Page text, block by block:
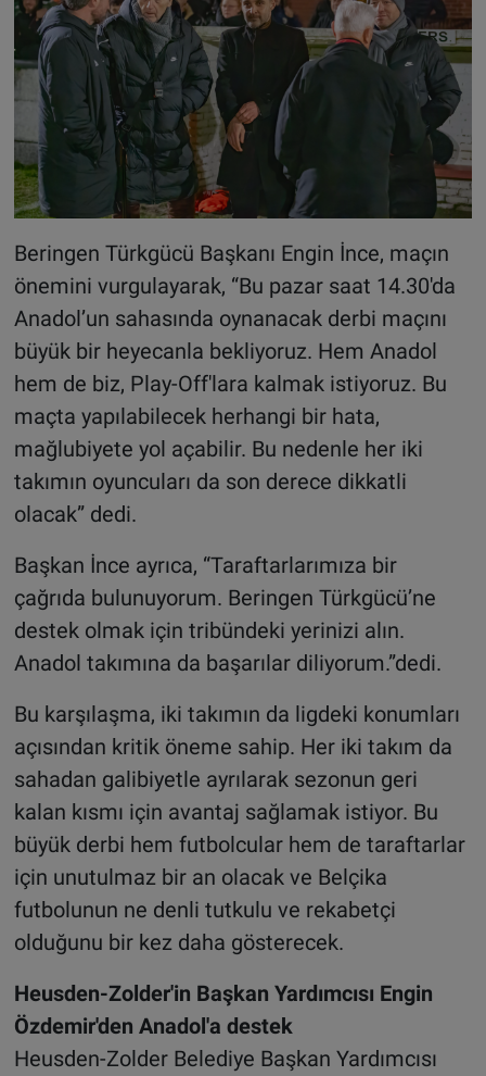
Beringen Türkgücü Başkanı Engin İnce, maçın
önemini vurgulayarak, “Bu pazar saat 14.30'da
Anadol’un sahasında oynanacak derbi maçını
büyük bir heyecanla bekliyoruz. Hem Anadol
hem de biz, Play-Off'lara kalmak istiyoruz. Bu
maçta yapılabilecek herhangi bir hata,
mağlubiyete yol açabilir. Bu nedenle her iki
takımın oyuncuları da son derece dikkatli
olacak” dedi.
Başkan İnce ayrıca, “Taraftarlarımıza bir
çağrıda bulunuyorum. Beringen Türkgücü’ne
destek olmak için tribündeki yerinizi alın.
Anadol takımına da başarılar diliyorum.”dedi.
Bu karşılaşma, iki takımın da ligdeki konumları
açısından kritik öneme sahip. Her iki takım da
sahadan galibiyetle ayrılarak sezonun geri
kalan kısmı için avantaj sağlamak istiyor. Bu
büyük derbi hem futbolcular hem de taraftarlar
için unutulmaz bir an olacak ve Belçika
futbolunun ne denli tutkulu ve rekabetçi
olduğunu bir kez daha gösterecek.
Heusden-Zolder'in Başkan Yardımcısı Engin
Özdemir'den Anadol'a destek
Heusden-Zolder Belediye Başkan Yardımcısı